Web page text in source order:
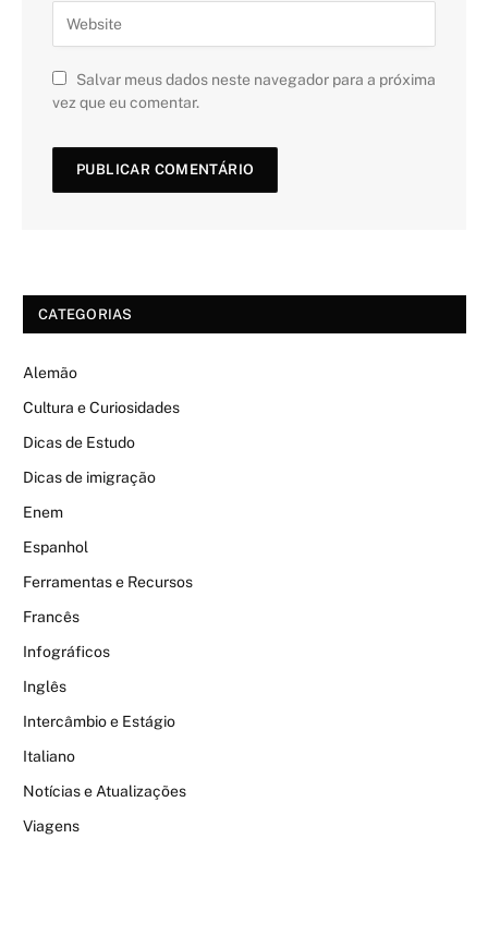
Salvar meus dados neste navegador para a próxima
vez que eu comentar.
CATEGORIAS
Alemão
Cultura e Curiosidades
Dicas de Estudo
Dicas de imigração
Enem
Espanhol
Ferramentas e Recursos
Francês
Infográficos
Inglês
Intercâmbio e Estágio
Italiano
Notícias e Atualizações
Viagens